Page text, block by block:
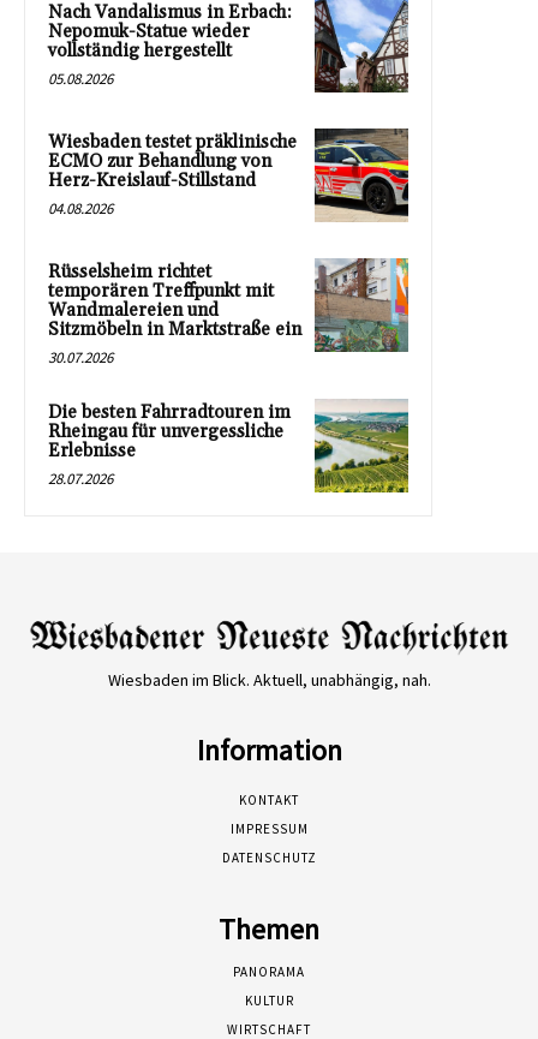
Nach Vandalismus in Erbach:
Nepomuk-Statue wieder
vollständig hergestellt
05.08.2026
Wiesbaden testet präklinische
ECMO zur Behandlung von
Herz-Kreislauf-Stillstand
04.08.2026
Rüsselsheim richtet
temporären Treffpunkt mit
Wandmalereien und
Sitzmöbeln in Marktstraße ein
30.07.2026
Die besten Fahrradtouren im
Rheingau für unvergessliche
Erlebnisse
28.07.2026
Wiesbaden im Blick. Aktuell, unabhängig, nah.
Information
KONTAKT
IMPRESSUM
DATENSCHUTZ
Themen
PANORAMA
KULTUR
WIRTSCHAFT